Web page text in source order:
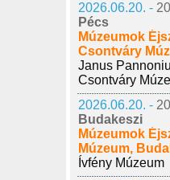
2026.06.20. -
Pécs
Múzeumok
Csontváry
Janus
Csontváry
2026.06.20. -
Budakeszi
Múzeumok
Múzeum,
Ívfény Múzeum